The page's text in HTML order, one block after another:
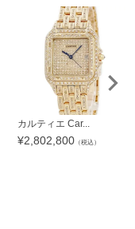
カルティエ Car...
¥2,802,800 （税込）